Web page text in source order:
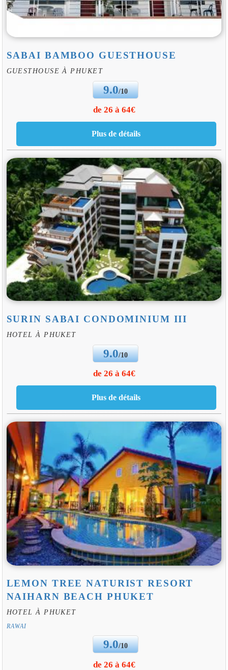
SABAI BAMBOO GUESTHOUSE
GUESTHOUSE À PHUKET
9.0/10
de 26 à 64€
SURIN SABAI CONDOMINIUM III
HOTEL À PHUKET
9.0/10
de 26 à 64€
LEMON TREE NATURIST RESORT
NAIHARN BEACH PHUKET
HOTEL À PHUKET
RAWAI
9.0/10
de 26 à 64€